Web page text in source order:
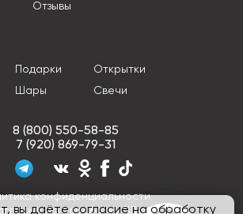
вы даёте согласие на обработку
Отзывы
Подарки
Шары
Открытки
Свечи
8 (800) 550-58-85
7 (920) 869-79-31
конфиденциальности
на обработку ПДн